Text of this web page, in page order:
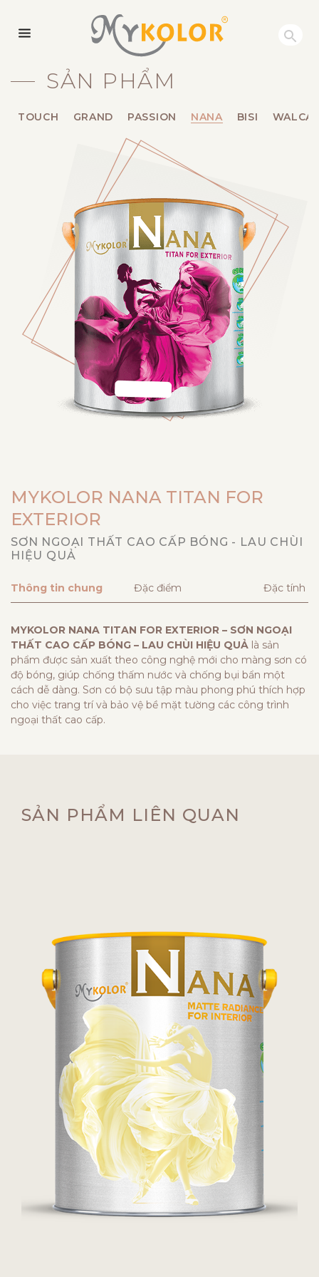
MYKOLOR
SẢN PHẨM
TOUCH GRAND PASSION NANA BISI
MYKOLOR NANA TITAN FOR
EXTERIOR
SƠN NGOẠI THẤT CAO CẤP BÓNG - LAU CHÙI
HIỆU QUẢ
Thông tin chung Đặc điểm Đặc tính
MYKOLOR NANA TITAN FOR EXTERIOR – SƠN NGOẠI
THẤT CAO CẤP BÓNG – LAU CHÙI HIỆU QUẢ là sản
phẩm được sản xuất theo công nghệ mới cho màng sơn có
độ bóng, giúp chống thấm nước và chống bụi bẩn một
cách dễ dàng. Sơn có bộ sưu tập màu phong phú thích hợp
cho việc trang trí và bảo vệ bề mặt tường các công trình
ngoại thất cao cấp.
SẢN PHẨM LIÊN QUAN